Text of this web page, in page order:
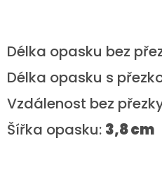
Délka opasku bez
Délka opasku s
Vzdálenost bez
Šířka opasku: 3,8 cm